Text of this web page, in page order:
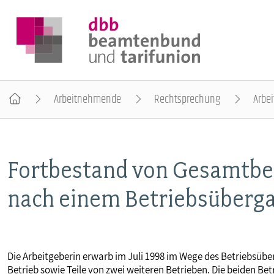
BEAMTINNEN & BEAMTE
POLITIK & POSITIONEN
Arbeitnehmende Rechtsprechung
Fortbestand von
nach einem
Die Arbeitgeberin erwarb im Juli 1998 im Wege des
Betrieb sowie Teile von zwei weiteren Betrieben. Die beiden